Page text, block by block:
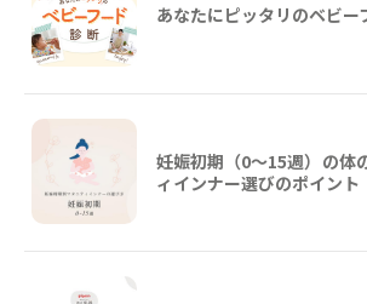
あなたにピッタリのベビー
妊娠初期（0〜15週）の体
ィインナー選びのポイント